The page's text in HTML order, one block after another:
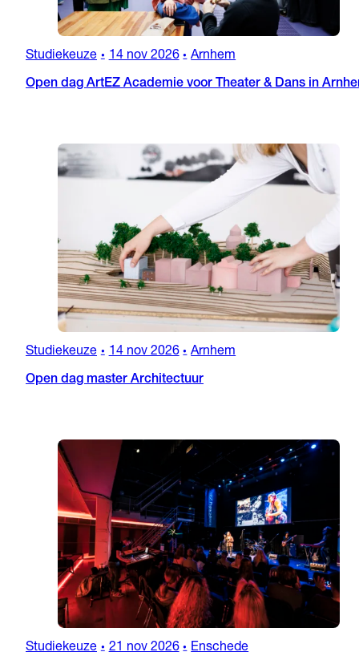
Studiekeuze • 14 nov 2026 • Arnhem
Open dag ArtEZ Academie voor Theater & Dans in
Studiekeuze • 14 nov 2026 • Arnhem
Open dag master Architectuur
Studiekeuze • 21 nov 2026 • Enschede